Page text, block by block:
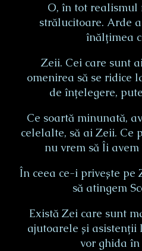
O, în tot realismul
strălucitoare. Arde
înălțimea
Zeii. Cei care sunt
omenirea să se ridice
de înțelegere,
Ce soartă minunată,
celelalte, să ai Zeii. Ce
nu vrem să Îi
În ceea ce-i privește pe
să atingem
Există Zei care sunt
ajutoarele și asistenții
vor ghida